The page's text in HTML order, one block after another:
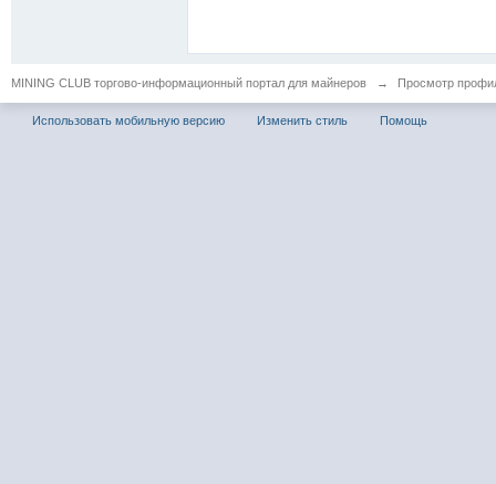
MINING CLUB торгово-информационный портал для майнеров → Просмотр
Использовать мобильную версию Изменить стиль Помощь